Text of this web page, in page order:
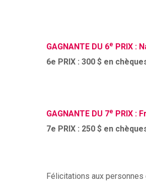
GAGNANTE DU 6e PRIX :
6e PRIX : 300 $ en
GAGNANTE DU 7e PRIX :
7e PRIX : 250 $ en
Félicitations aux personnes